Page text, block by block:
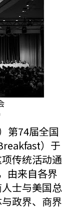
第74届全国
）于
传统活动通
由来自各界
士与美国总
政界、商界